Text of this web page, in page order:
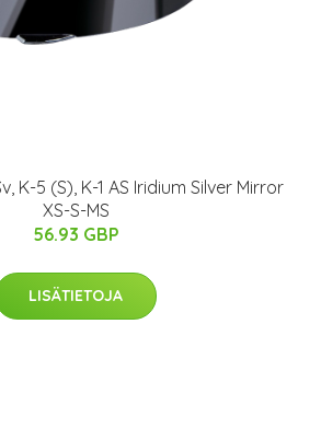
K-5 (S), K-1 AS Iridium Silver Mirror
XS-S-MS
56.93 GBP
LISÄTIETOJA